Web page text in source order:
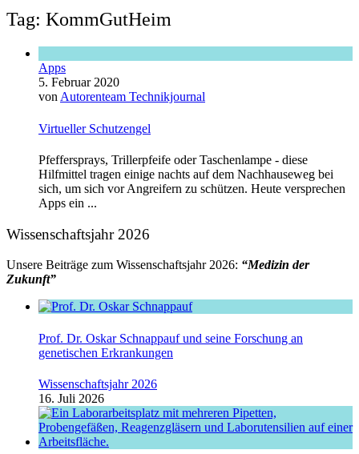
Tag: KommGutHeim
Apps
5. Februar 2020
von Autorenteam Technikjournal
Virtueller Schutzengel
Pfeffersprays, Trillerpfeife oder Taschenlampe - diese
Hilfmittel tragen einige nachts auf dem Nachhauseweg bei
sich, um sich vor Angreifern zu schützen. Heute versprechen
Apps ein ...
Wissenschaftsjahr 2026
Unsere Beiträge zum Wissenschaftsjahr 2026: “Medizin der
Zukunft”
Prof. Dr. Oskar Schnappauf und seine Forschung an
genetischen Erkrankungen
Wissenschaftsjahr 2026
16. Juli 2026